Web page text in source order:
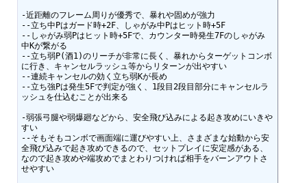
-近距離のフレーム周りが優秀で、暴れや固めが強力
--立ち中Pはガード時+2F、しゃがみ中Pはヒット時+5F
--しゃがみ弱Pはヒット時+5Fで、カウンター時発生7Fのしゃがみ
中Kが繋がる
--立ち弱P(酒1)のリーチが非常に長く、暴れからターゲットコンボ
に行き、キャンセルラッシュ等からリターンが出やすい
--連続キャンセルの効く立ち弱Kが長め
--立ち強Pは発生5Fで判定が強く、1段目2段目部分にキャンセルラ
ッシュを仕込むことが出来る
-弱張弓腿や弱爆廻などから、安全飛び込みによる起き攻めにいきや
すい
--そもそもコンボで画面端に運びやすい上、さまざまな始動から安
全飛び込みで起き攻めできるので、セットプレイに安定感がある、
なので起き攻めや端攻めでまとわりつければ相手をバーンアウトさ
せやすい